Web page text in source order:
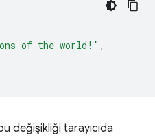
of the world!" ,
değişikliği tarayıcıda